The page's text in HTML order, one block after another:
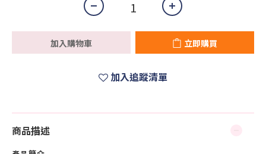
加入購物車 立即購買
加入追蹤清單
商品描述